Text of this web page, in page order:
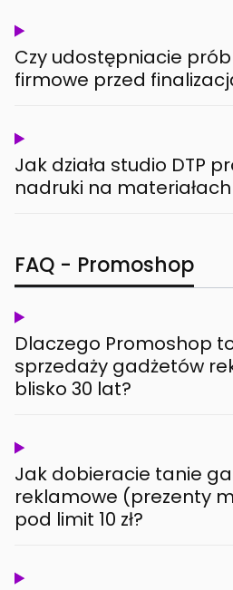
Czy udostępniacie
firmowe przed
Jak działa studio DTP
nadruki na
FAQ - Promoshop
Dlaczego Promoshop
sprzedaży gadżetów
blisko 30 lat?
Jak dobieracie tanie
reklamowe (prezenty
pod limit 10 zł?